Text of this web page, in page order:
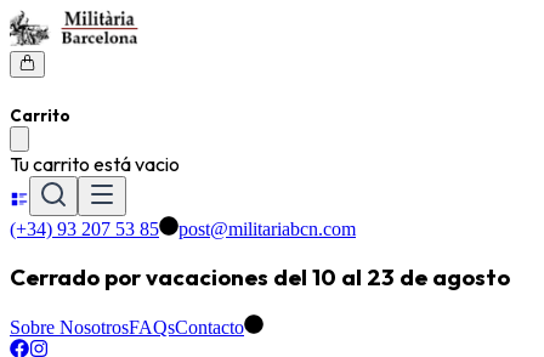
Carrito
Tu carrito está vacio
(+34) 93 207 53 85 post@militariabcn.com
Cerrado por vacaciones del 10 al 23 de agosto
Sobre NosotrosFAQsContacto